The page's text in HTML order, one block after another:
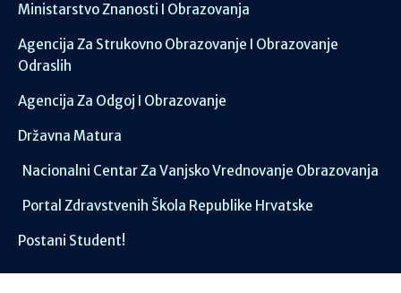
Ministarstvo Znanosti I Obrazovanja
Agencija Za Strukovno Obrazovanje I Obrazovanje
Odraslih
Agencija Za Odgoj I Obrazovanje
Državna Matura
Nacionalni Centar Za Vanjsko Vrednovanje Obrazovanja
Portal Zdravstvenih Škola Republike Hrvatske
Postani Student!